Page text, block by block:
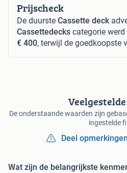
Prijscheck
De duurste Cassette deck
Cassettedecks categorie
€ 400, terwijl de goedkoopste
De onderstaande waarden zijn
ingestelde
Deel
Wat zijn de belangrijkste